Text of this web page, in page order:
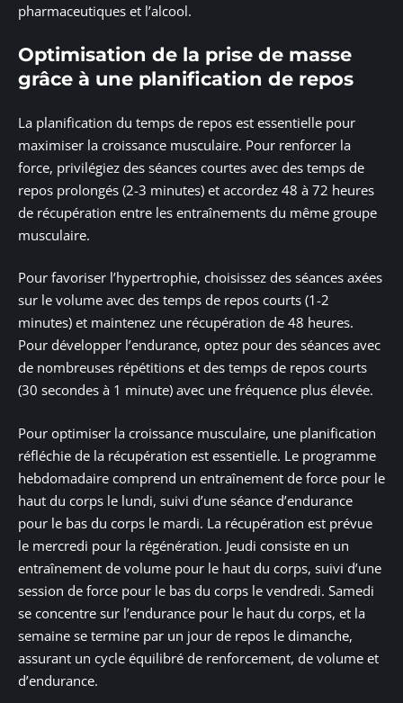
pharmaceutiques et l’alcool.
Optimisation de la prise de masse
grâce à une planification de repos
La planification du temps de repos est essentielle pour
maximiser la croissance musculaire. Pour renforcer la
force, privilégiez des séances courtes avec des temps de
repos prolongés (2-3 minutes) et accordez 48 à 72 heures
de récupération entre les entraînements du même groupe
musculaire.
Pour favoriser l’hypertrophie, choisissez des séances axées
sur le volume avec des temps de repos courts (1-2
minutes) et maintenez une récupération de 48 heures.
Pour développer l’endurance, optez pour des séances avec
de nombreuses répétitions et des temps de repos courts
(30 secondes à 1 minute) avec une fréquence plus élevée.
Pour optimiser la croissance musculaire, une planification
réfléchie de la récupération est essentielle. Le programme
hebdomadaire comprend un entraînement de force pour le
haut du corps le lundi, suivi d’une séance d’endurance
pour le bas du corps le mardi. La récupération est prévue
le mercredi pour la régénération. Jeudi consiste en un
entraînement de volume pour le haut du corps, suivi d’une
session de force pour le bas du corps le vendredi. Samedi
se concentre sur l’endurance pour le haut du corps, et la
semaine se termine par un jour de repos le dimanche,
assurant un cycle équilibré de renforcement, de volume et
d’endurance.